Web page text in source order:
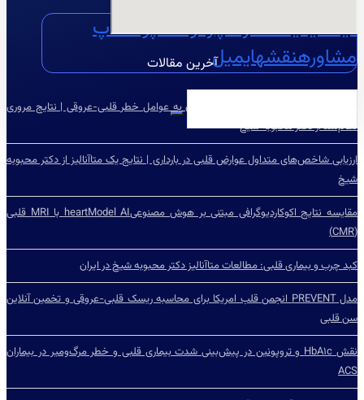
لینکدیناینستاگرامآپاراتواتساپواتساپ
مشاورهنقشهایمیلآخرین مقالات
مروری نظام‌مند بر آگاهی و نگرش ایرانیان به عوامل خطر قلبی-عروقی | نتایج مروری
نظام‌مند از دکتر محبوبه شیخ
ارزیابی شاخص‌‌های متداول عوارض قلبی در بارداری | نتایج یک متاآنالیز از دکتر محبوبه
شیخ
مقایسه نتایج اکوکاردیوگرافی مبتنی بر هوش مصنوعیheartModel AI با MRI قلبی
(CMR)
کبد چرب و بیماری قلبی: مطالعات متاآنالیز دکتر محبوبه شیخ در ایران
مدل PREVENT انجمن قلب امریکا برای محاسبه ریسک قلبی-عروقی و تخمین آنلاین
سن قلبی
نقش HbA۱c و تروپونین در پیش‌بینی شدت بیماری قلبی و خطر مرگ‌ومیر در بیماران
ACS